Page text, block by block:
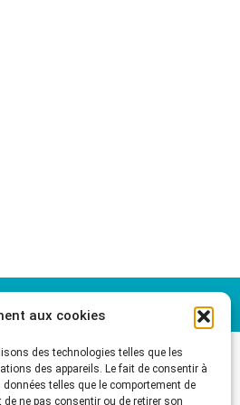
aux cookies
des technologies telles que les
des appareils. Le fait de consentir à
telles que le comportement de
ne pas consentir ou de retirer son